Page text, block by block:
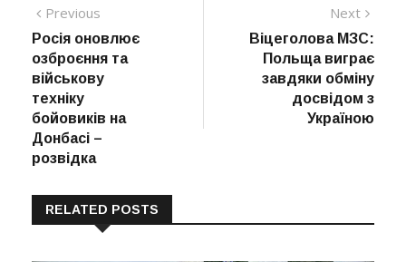
Навігація
записів
Previous
post:
Росія оновлює
озброєння та
військову
техніку
бойовиків на
Донбасі –
розвідка
Next
Віцеголова МЗС:
Польща виграє
завдяки обміну
досвідом з
Україною
RELATED POSTS